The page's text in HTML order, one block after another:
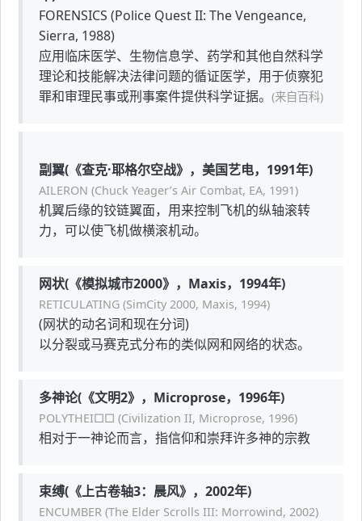
FORENSICS (Police Quest II: The Vengeance,
Sierra, 1988)
应用临床医学、生物信息学、药学和其他自然科学
理论和技能解决法律问题的循证医学，用于侦察犯
罪和审理民事或刑事案件提供科学证据。 (来自百科)
副翼(《查克·耶格尔空战》，美国艺电，1991年)
AILERON (Chuck Yeager’s Air Combat, EA, 1991)
机翼后缘的铰链翼面，用来控制飞机的纵轴滚转
力，可以使飞机做横滚机动。
网状(《模拟城市2000》，Maxis，1994年)
RETICULATING (SimCity 2000, Maxis, 1994)
(网状的动名词和现在分词)
以分裂或马赛克式分布的类似网和网络的状态。
多神论(《文明2》，Microprose，1996年)
POLYTHEI□□ (Civilization II, Microprose, 1996)
相对于一神论而言，指信仰和崇拜许多神的宗教
束缚(《上古卷轴3：晨风》，2002年)
ENCUMBER (The Elder Scrolls III: Morrowind, 2002)